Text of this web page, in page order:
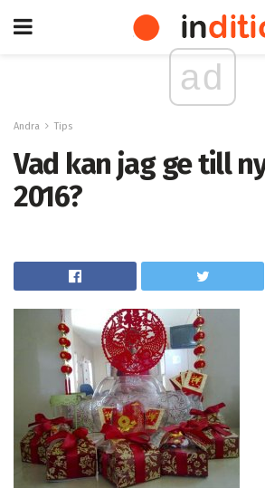
ad
Andra Tips
Vad kan jag ge till
2016?